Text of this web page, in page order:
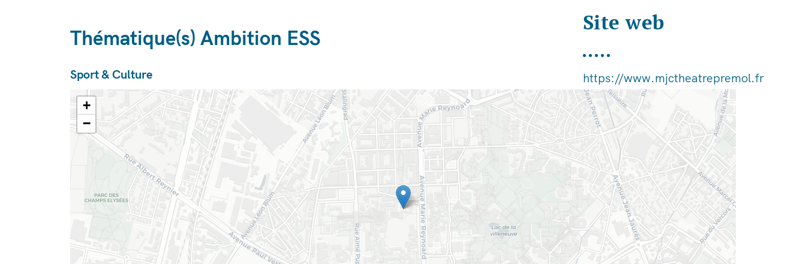
Thématique(s) Ambition ESS
Sport & Culture
Site web
https://www.mjctheatrepremol.fr
+
−